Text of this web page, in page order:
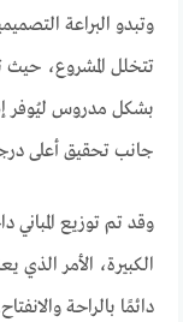
وتبدو البراعة
تتخلل المشروع، حيث
بشكل مدروس ليُوفر
جانب تحقيق أعلى
وقد تم توزيع المباني
الكبيرة، الأمر الذي
دائمًا بالراحة